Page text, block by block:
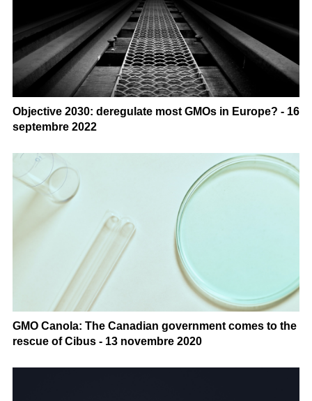
Objective 2030: deregulate most GMOs in Europe? - 16
septembre 2022
GMO Canola: The Canadian government comes to the
rescue of Cibus - 13 novembre 2020